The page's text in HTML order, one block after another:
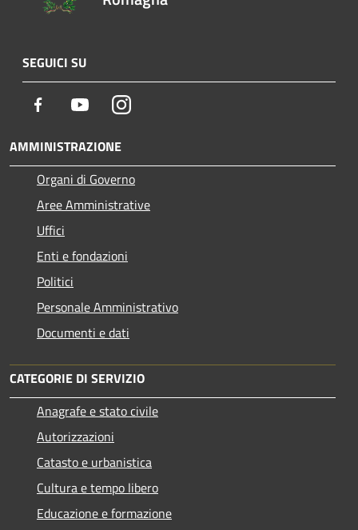
SEGUICI SU
Facebook YoutubeInstagram
AMMINISTRAZIONE
Organi di Governo
Aree Amministrative
Uffici
Enti e fondazioni
Politici
Personale Amministrativo
Documenti e dati
CATEGORIE DI SERVIZIO
Anagrafe e stato civile
Autorizzazioni
Catasto e urbanistica
Cultura e tempo libero
Educazione e formazione